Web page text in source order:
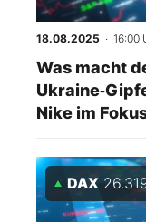
18.08.2025 · 16:00
Was macht
Nike im
DAX